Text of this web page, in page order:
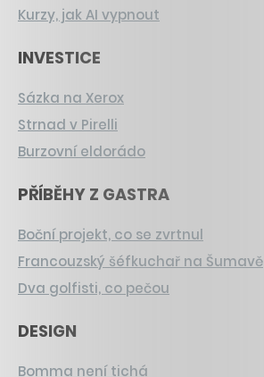
Kurzy, jak AI vypnout
INVESTICE
Sázka na Xerox
Strnad v Pirelli
Burzovní eldorádo
PŘÍBĚHY Z GASTRA
Boční projekt, co se zvrtnul
Francouzský šéfkuchař na Šumavě
Dva golfisti, co pečou
DESIGN
Bomma není tichá